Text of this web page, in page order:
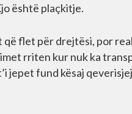
është plaçkitje.
flet për drejtësi, por
rriten kur nuk ka
jepet fund kësaj